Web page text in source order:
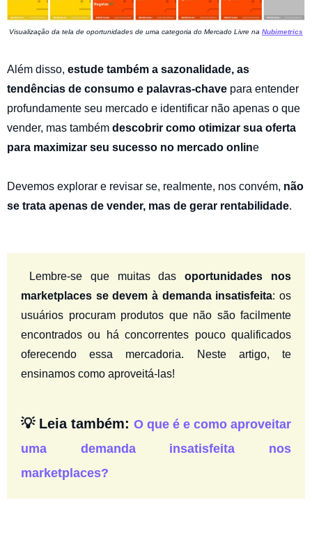
Visualização da tela de oportunidades de uma categoria do Mercado Livre na Nubimetrics
Além disso, estude também a sazonalidade, as
tendências de consumo e palavras-chave para entender
profundamente seu mercado e identificar não apenas o que
vender, mas também descobrir como otimizar sua oferta
para maximizar seu sucesso no mercado online
Devemos explorar e revisar se, realmente, nos convém, não
se trata apenas de vender, mas de gerar rentabilidade.
Lembre-se que muitas dasoportunidades nos
marketplaces se devem à demanda insatisfeita: os
usuários procuram produtos que não são facilmente
encontrados ou há concorrentes pouco qualificados
oferecendo essa mercadoria. Neste artigo, te
ensinamos como aproveitá-las!
💡 Leia também: O que é e como aproveitar
uma demanda insatisfeita nos
marketplaces?